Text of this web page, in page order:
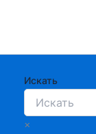
Искать
×